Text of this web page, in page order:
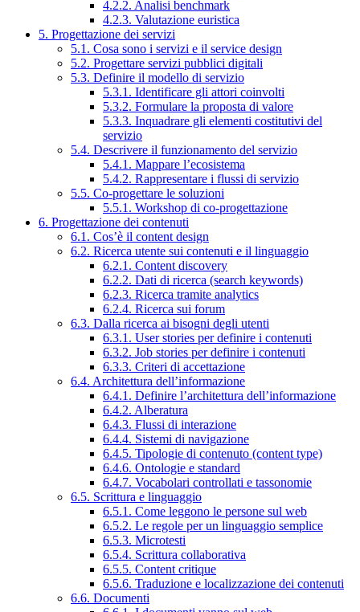
4.2.2. Analisi benchmark
4.2.3. Valutazione euristica
5. Progettazione dei servizi
5.1. Cosa sono i servizi e il service design
5.2. Progettare servizi pubblici digitali
5.3. Definire il modello di servizio
5.3.1. Identificare gli attori coinvolti
5.3.2. Formulare la proposta di valore
5.3.3. Inquadrare gli elementi costitutivi del
servizio
5.4. Descrivere il funzionamento del servizio
5.4.1. Mappare l’ecosistema
5.4.2. Rappresentare i flussi di servizio
5.5. Co-progettare le soluzioni
5.5.1. Workshop di co-progettazione
6. Progettazione dei contenuti
6.1. Cos’è il content design
6.2. Ricerca utente sui contenuti e il linguaggio
6.2.1. Content discovery
6.2.2. Dati di ricerca (search keywords)
6.2.3. Ricerca tramite analytics
6.2.4. Ricerca sui forum
6.3. Dalla ricerca ai bisogni degli utenti
6.3.1. User stories per definire i contenuti
6.3.2. Job stories per definire i contenuti
6.3.3. Criteri di accettazione
6.4. Architettura dell’informazione
6.4.1. Definire l’architettura dell’informazione
6.4.2. Alberatura
6.4.3. Flussi di interazione
6.4.4. Sistemi di navigazione
6.4.5. Tipologie di contenuto (content type)
6.4.6. Ontologie e standard
6.4.7. Vocabolari controllati e tassonomie
6.5. Scrittura e linguaggio
6.5.1. Come leggono le persone sul web
6.5.2. Le regole per un linguaggio semplice
6.5.3. Microtesti
6.5.4. Scrittura collaborativa
6.5.5. Content critique
6.5.6. Traduzione e localizzazione dei contenuti
6.6. Documenti